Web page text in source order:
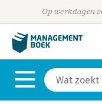
Op werkdagen